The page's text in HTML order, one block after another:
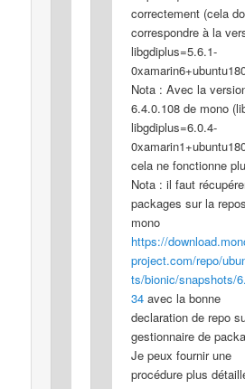
correctement (cela
correspondre à la
libgdiplus=5.6.1-
Nota : Avec la
6.4.0.108 de mono
libgdiplus=6.0.4-
cela ne fonctionne
Nota : il faut
packages sur la
mono
https://
project.com/repo/
ts/bionic/snapshots/
34avec la bonne
declaration de repo
gestionnaire de
Je peux fournir une
procédure plus